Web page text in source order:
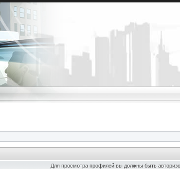
Для просмотра профилей вы должны быть